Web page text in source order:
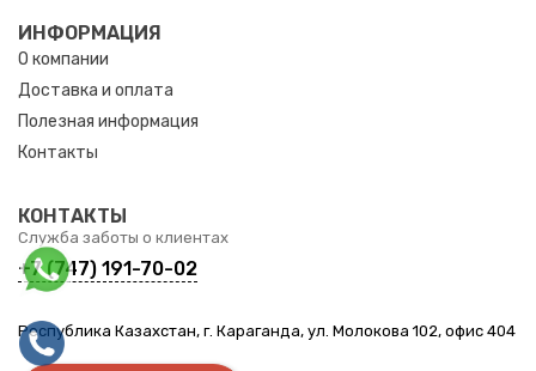
ИНФОРМАЦИЯ
О компании
Доставка и оплата
Полезная информация
Контакты
КОНТАКТЫ
Служба заботы о клиентах
+7 (747) 191-70-02
Республика Казахстан, г. Караганда, ул. Молокова 102, офис 404